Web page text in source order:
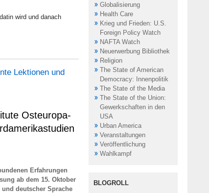
wird und danach
Lektionen und
Osteuropa-
Erfahrungen
ab dem 15. Oktober
deutscher Sprache
Globalisierung
Health Care
Krieg und Frieden: U.S.
Foreign Policy Watch
NAFTA Watch
Neuerwerbung Bibliothek
Religion
The State of American
Democracy: Innenpolitik
The State of the Media
The State of the Union:
Gewerkschaften in den
USA
Urban America
Veranstaltungen
Veröffentlichung
Wahlkampf
BLOGROLL